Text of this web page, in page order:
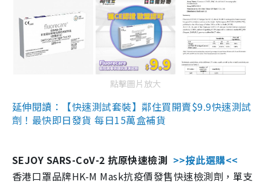
點擊圖片放大
延伸閱讀：【快速測試套裝】鄰住買開賣$9.9快速測試
劑！最快即日發貨 每日15萬盒補貨
SEJOY SARS-CoV-2 抗原快速檢測 >>按此選購<<
香港口罩品牌HK-M Mask抗疫價發售快速檢測劑，單支